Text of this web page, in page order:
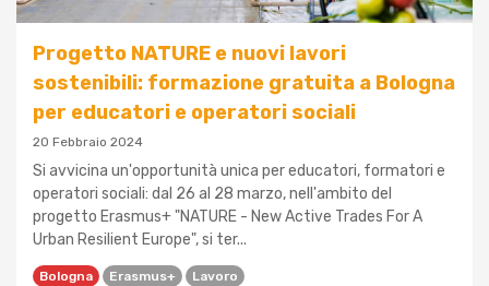
Progetto NATURE e nuovi lavori
sostenibili: formazione gratuita a Bologna
per educatori e operatori sociali
20 Febbraio 2024
Si avvicina un'opportunità unica per educatori, formatori e
operatori sociali: dal 26 al 28 marzo, nell'ambito del
progetto Erasmus+ "NATURE - New Active Trades For A
Urban Resilient Europe", si ter...
Bologna Erasmus+ Lavoro